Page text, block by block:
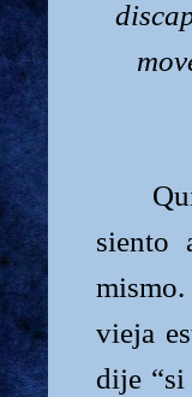
siento
vieja
dije “si